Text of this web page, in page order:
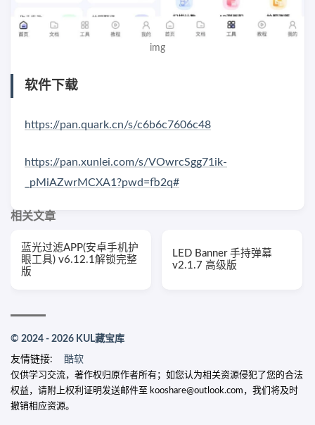
img
软件下载
https://pan.quark.cn/s/c6b6c7606c48
https://pan.xunlei.com/s/VOwrcSgg71ik-
_pMiAZwrMCXA1?pwd=fb2q#
相关文章
蓝光过滤APP(安卓手机护
眼工具) v6.12.1解锁完整
版
LED Banner 手持弹幕
v2.1.7 高级版
© 2024 - 2026 KUL藏宝库
友情链接: 酷软
仅供学习交流，著作权归原作者所有；如您认为相关资源侵犯了您的合法
权益，请附上权利证明发送邮件至 kooshare@outlook.com，我们将及时
撤销相应资源。